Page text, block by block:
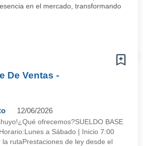
en el mercado, transformando
De Ventas -
12/06/2026
ofrecemos?SUELDO BASE
a Sábado | Inicio 7:00
rutaPrestaciones de ley desde el